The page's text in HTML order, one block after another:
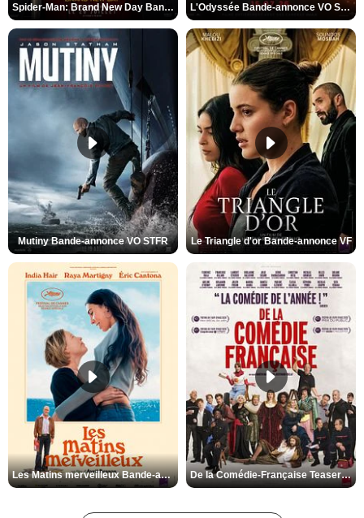
Spider-Man: Brand New Day Bande-annonce VO STFR L'Odyssée Bande-annonce VO STFR
Mutiny Bande-annonce VO STFR Le Triangle d'or Bande-annonce VF
Les Matins merveilleux Bande-annonce VF De la Comédie-Française Teaser VF